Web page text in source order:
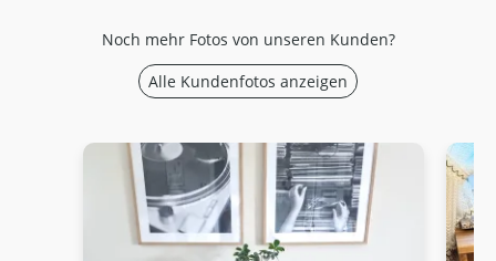
Noch mehr Fotos von unseren Kunden?
Alle Kundenfotos anzeigen